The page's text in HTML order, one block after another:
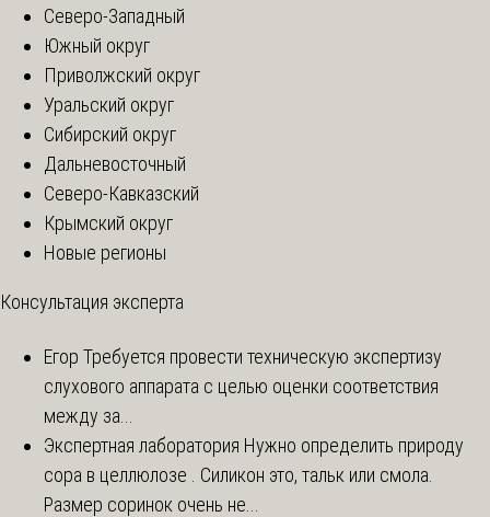
Северо-Западный
Южный округ
Приволжский округ
Уральский округ
Сибирский округ
Дальневосточный
Северо-Кавказский
Крымский округ
Новые регионы
Консультация эксперта
Егор Требуется провести техническую экспертизу
слухового аппарата с целью оценки соответствия
между за...
Экспертная лаборатория Нужно определить природу
сора в целлюлозе . Силикон это, тальк или смола.
Размер соринок очень не...